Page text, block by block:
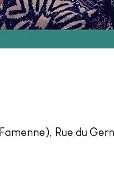
Rue du